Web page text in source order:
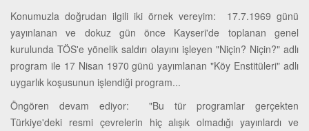
Konumuzla doğrudan ilgili iki örnek vereyim: 17.7.1969 günü
yayınlanan ve dokuz gün önce Kayseri'de toplanan genel
kurulunda TÖS'e yönelik saldırı olayını işleyen "Niçin? Niçin?" adlı
program ile 17 Nisan 1970 günü yayımlanan "Köy Enstitüleri" adlı
uygarlık koşusunun işlendiği program...
Öngören devam ediyor: "Bu tür programlar gerçekten
Türkiye'deki resmi çevrelerin hiç alışık olmadığı yayınlardı ve